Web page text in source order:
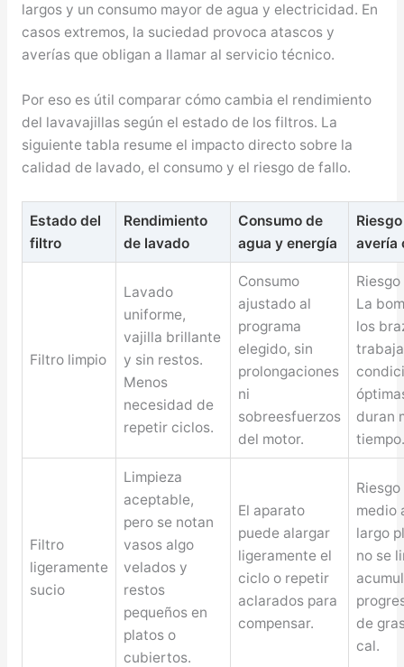
largos y un consumo mayor de agua y electricidad. En
casos extremos, la suciedad provoca atascos y
averías que obligan a llamar al servicio técnico.
Por eso es útil comparar cómo cambia el rendimiento
del lavavajillas según el estado de los filtros. La
siguiente tabla resume el impacto directo sobre la
calidad de lavado, el consumo y el riesgo de fallo.
Estado del
filtro
Rendimiento
de lavado
Consumo de
agua y energía
avería
Filtro limpio
Lavado
uniforme,
vajilla brillante
y sin restos.
Menos
necesidad de
repetir ciclos.
Consumo
ajustado al
programa
elegido, sin
prolongaciones
ni
sobreesfuerzos
del motor.
La
los
duran
tiempo.
Filtro
ligeramente
sucio
Limpieza
aceptable,
pero se notan
vasos algo
velados y
restos
pequeños en
platos o
cubiertos.
El aparato
puede alargar
ligeramente el
ciclo o repetir
aclarados para
compensar.
Riesgo
medio
largo
no se
de
cal.